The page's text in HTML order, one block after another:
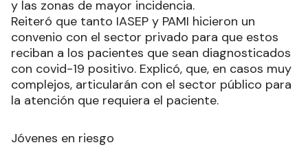
y las zonas de mayor incidencia.
Reiteró que tanto IASEP y PAMI hicieron un
convenio con el sector privado para que estos
reciban a los pacientes que sean diagnosticados
con covid-19 positivo. Explicó, que, en casos muy
complejos, articularán con el sector público para
la atención que requiera el paciente.
Jóvenes en riesgo